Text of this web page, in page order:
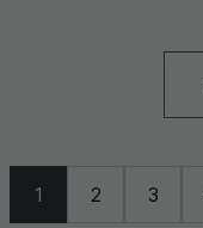
1 2 3